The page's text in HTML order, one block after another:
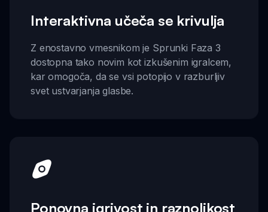
Interaktivna učeča se krivulja
Z enostavno vmesnikom je Sprunki Faza 3
dostopna tako novim kot izkušenim igralcem,
kar omogoča, da se vsi potopijo v razburljiv
svet ustvarjanja glasbe.
Ponovna igrivost in raznolikost